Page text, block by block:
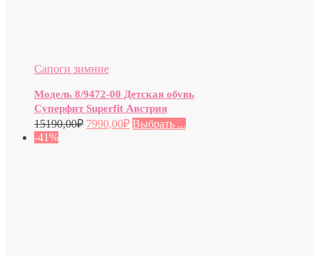
Сапоги зимние
Модель 8/9472-00 Детская обувь
Суперфит Superfit Австрия
15190,00₽ 7990,00₽ Выбрать ...
-41%